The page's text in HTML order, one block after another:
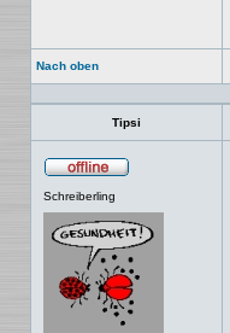
Nach oben
Tipsi
Schreiberling